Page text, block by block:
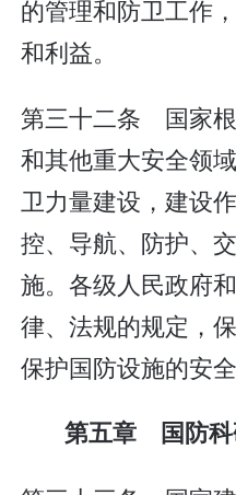
的管理和防卫工作
和利益。
第三十二条 国家
和其他重大安全领
卫力量建设，建设
控、导航、防护、
施。各级人民政府
律、法规的规定，
保护国防设施的安全
第五章 国防科